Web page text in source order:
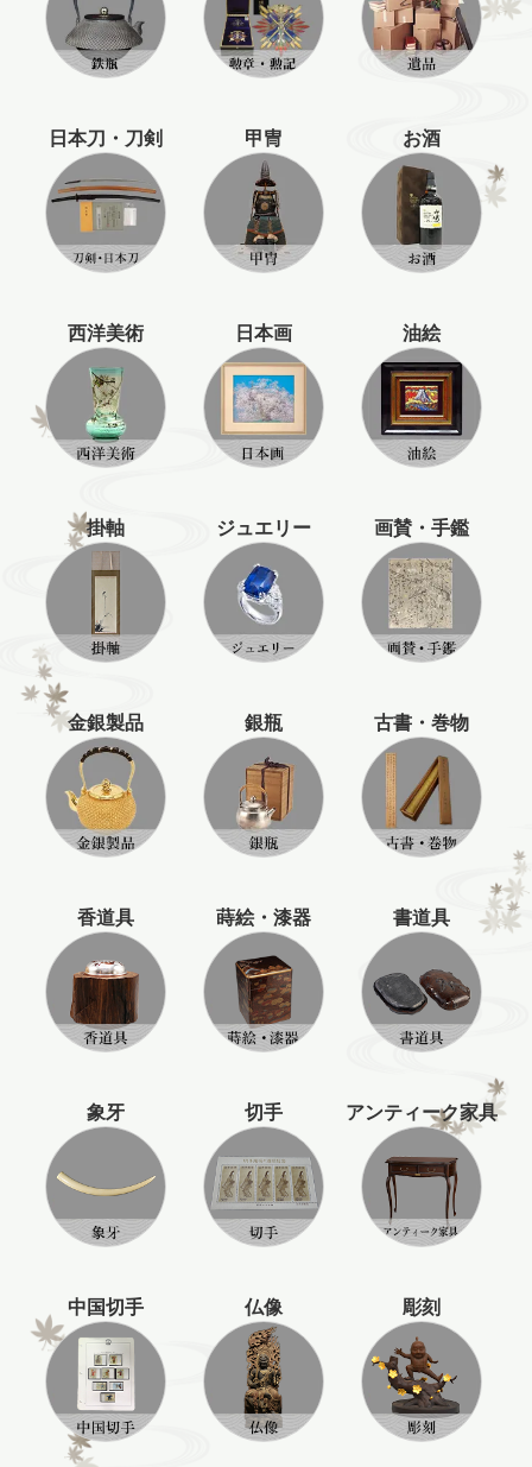
日本刀・刀剣 甲冑 お酒
西洋美術 日本画 油絵
掛軸 ジュエリー 画賛・手鑑
金銀製品 銀瓶 古書・巻物
香道具 蒔絵・漆器 書道具
象牙 切手 アンティーク家具
中国切手 仏像 彫刻